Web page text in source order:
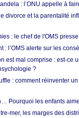
: l’ONU appelle à
divorce et la parentalité
: le chef de l'OMS
: l’OMS alerte sur les
est mal comprise : est-ce
?
: comment réinventer
Pourquoi les enfants
mer, les marges des